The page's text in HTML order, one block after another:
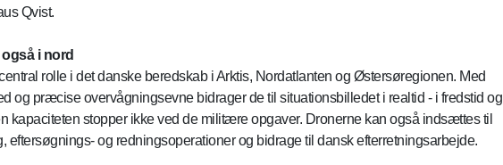
Qvist.
i nord
rolle i det danske beredskab i Arktis, Nordatlanten og Østersøregionen. Med
og præcise overvågningsevne bidrager de til situationsbilledet i realtid - i fredstid og
kapaciteten stopper ikke ved de militære opgaver. Dronerne kan også indsættes til
eftersøgnings- og redningsoperationer og bidrage til dansk efterretningsarbejde.